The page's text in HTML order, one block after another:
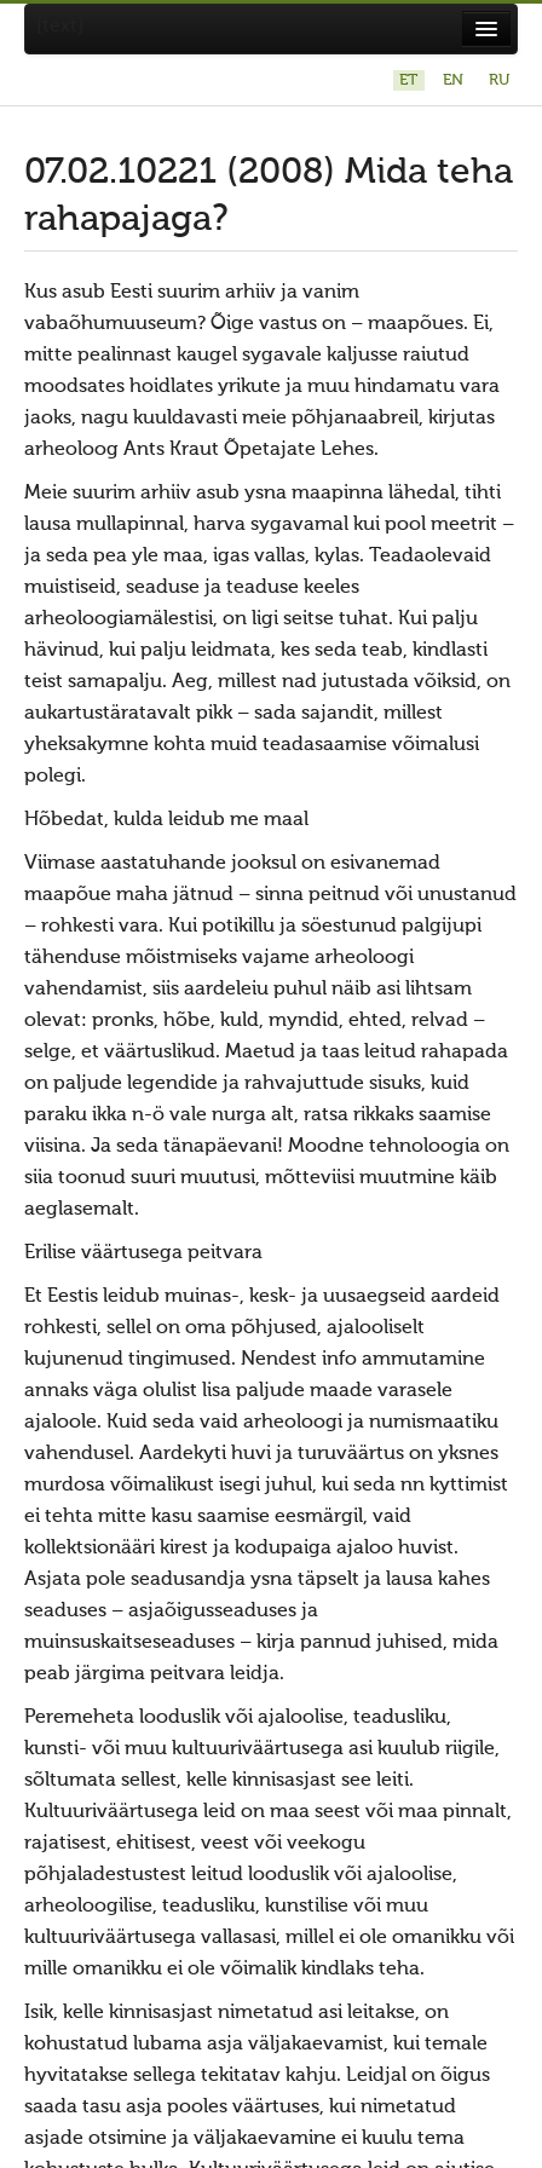
Koda
Taarausuliste ja Maausuliste Maavalla Koda
Eetikakoodeks
Põhikiri
Aastaaruanded
Kuidas liituda kojaga?
Maavalla Koja juhtimine
Kohalikud kojad
Avaldused
Jumiõie jutud
Usuvabadus
Kirikute ja koguduste seadus
Usuliste Yhenduste Ymarlaud
Yldist
Seadusandlus
Maausk
Maausust
Maausust
Elulaad
Ajastaeg
Sirvide koostamisest
Maarahva pyhad
Sydakuu
Radokuu
Urbekuu
Mahlakuu
Lehekuu
Pärnakuu
Heinakuu
Porikuu
Kooljakuu
Liikuvad pyhad
Taarausk
Taarausust
Taarausulistest. Kaupo Deemant
Kustas Utuste elutöö peatähiseid
Arjakas
Hiis nr 1
Kirjad
ET EN RU
07.02.10221 (2008) Mida teha
rahapajaga?
Kus asub Eesti suurim arhiiv ja vanim
vabaõhumuuseum? Õige vastus on – maapõues. Ei,
mitte pealinnast kaugel sygavale kaljusse raiutud
moodsates hoidlates yrikute ja muu hindamatu vara
jaoks, nagu kuuldavasti meie põhjanaabreil, kirjutas
arheoloog Ants Kraut Õpetajate Lehes.
Meie suurim arhiiv asub ysna maapinna lähedal, tihti
lausa mullapinnal, harva sygavamal kui pool meetrit –
ja seda pea yle maa, igas vallas, kylas. Teadaolevaid
muistiseid, seaduse ja teaduse keeles
arheoloogiamälestisi, on ligi seitse tuhat. Kui palju
hävinud, kui palju leidmata, kes seda teab, kindlasti
teist samapalju. Aeg, millest nad jutustada võiksid, on
aukartustäratavalt pikk – sada sajandit, millest
yheksakymne kohta muid teadasaamise võimalusi
polegi.
Hõbedat, kulda leidub me maal
Viimase aastatuhande jooksul on esivanemad
maapõue maha jätnud – sinna peitnud või unustanud
– rohkesti vara. Kui potikillu ja söestunud palgijupi
tähenduse mõistmiseks vajame arheoloogi
vahendamist, siis aardeleiu puhul näib asi lihtsam
olevat: pronks, hõbe, kuld, myndid, ehted, relvad –
selge, et väärtuslikud. Maetud ja taas leitud rahapada
on paljude legendide ja rahvajuttude sisuks, kuid
paraku ikka n-ö vale nurga alt, ratsa rikkaks saamise
viisina. Ja seda tänapäevani! Moodne tehnoloogia on
siia toonud suuri muutusi, mõtteviisi muutmine käib
aeglasemalt.
Erilise väärtusega peitvara
Et Eestis leidub muinas-, kesk- ja uusaegseid aardeid
rohkesti, sellel on oma põhjused, ajalooliselt
kujunenud tingimused. Nendest info ammutamine
annaks väga olulist lisa paljude maade varasele
ajaloole. Kuid seda vaid arheoloogi ja numismaatiku
vahendusel. Aardekyti huvi ja turuväärtus on yksnes
murdosa võimalikust isegi juhul, kui seda nn kyttimist
ei tehta mitte kasu saamise eesmärgil, vaid
kollektsionääri kirest ja kodupaiga ajaloo huvist.
Asjata pole seadusandja ysna täpselt ja lausa kahes
seaduses – asjaõigusseaduses ja
muinsuskaitseseaduses – kirja pannud juhised, mida
peab järgima peitvara leidja.
Peremeheta looduslik või ajaloolise, teadusliku,
kunsti- või muu kultuuriväärtusega asi kuulub riigile,
sõltumata sellest, kelle kinnisasjast see leiti.
Kultuuriväärtusega leid on maa seest või maa pinnalt,
rajatisest, ehitisest, veest või veekogu
põhjaladestustest leitud looduslik või ajaloolise,
arheoloogilise, teadusliku, kunstilise või muu
kultuuriväärtusega vallasasi, millel ei ole omanikku või
mille omanikku ei ole võimalik kindlaks teha.
Isik, kelle kinnisasjast nimetatud asi leitakse, on
kohustatud lubama asja väljakaevamist, kui temale
hyvitatakse sellega tekitatav kahju. Leidjal on õigus
saada tasu asja pooles väärtuses, kui nimetatud
asjade otsimine ja väljakaevamine ei kuulu tema